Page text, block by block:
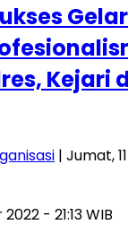
Kejari
| Jumat,
- 21:13 WIB